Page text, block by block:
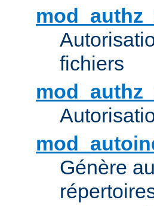
fichiers
Génère